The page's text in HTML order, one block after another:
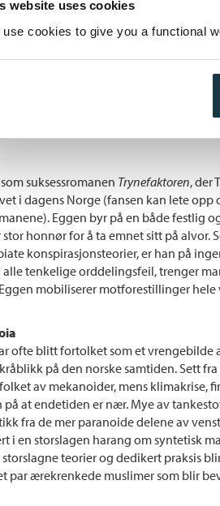
website uses cookies
use cookies to give you a functional
landet som opplever en åndelig og
datteren sin i en tragisk ulykke. Ina
og oppsøker Folkvang under
om myter og ritualer i nyreligiøse
gjøremål. Ove er den perspektivrike
fra litauiske smuglere som skal
på Plata blir redningen. På hvert
suksessromanen Trynefaktoren, der
i dagens Norge (fansen kan lete opp
Eggen byr på en både festlig
honnør for å ta emnet sitt på alvor.
konspirasjonsteorier, er han på
alle tenkelige orddelingsfeil, trenger
mobiliserer motforestillinger hele
ofte blitt fortolket som et vrengebilde
på den norske samtiden. Sett
av mekanoider, mens klimakrise,
at endetiden er nær. Mye av
fra de mer paranoide delene av
i en storslagen harang om syntetisk
teorier og dedikert praksis
par ærekrenkede muslimer som blir